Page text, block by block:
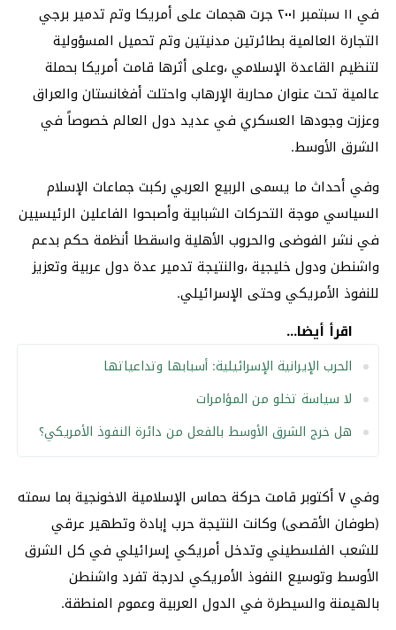
في ١١ سبتمبر ٢٠٠١ جرت هجمات على أمريكا وتم تدمير برجي
التجارة العالمية بطائرتين مدنيتين وتم تحميل المسؤولية
لتنظيم القاعدة الإسلامي ،وعلى أثرها قامت أمريكا بحملة
عالمية تحت عنوان محاربة الإرهاب واحتلت أفغانستان والعراق
وعززت وجودها العسكري في عديد دول العالم خصوصاً في
الشرق الأوسط.
وفي أحداث ما يسمى الربيع العربي ركبت جماعات الإسلام
السياسي موجة التحركات الشبابية وأصبحوا الفاعلين الرئيسيين
في نشر الفوضى والحروب الأهلية واسقطا أنظمة حكم بدعم
واشنطن ودول خليجية ،والنتيجة تدمير عدة دول عربية وتعزيز
للنفوذ الأمريكي وحتى الإسرائيلي.
اقرأ أيضا...
الحرب الإيرانية الإسرائيلية: أسبابها وتداعياتها
لا سياسة تخلو من المؤامرات
هل خرج الشرق الأوسط بالفعل من دائرة النفوذ الأمريكي؟
وفي ٧ أكتوبر قامت حركة حماس الإسلامية الاخونجية بما سمته
(طوفان الأقصى) وكانت النتيجة حرب إبادة وتطهير عرقي
للشعب الفلسطيني وتدخل أمريكي إسرائيلي في كل الشرق
الأوسط وتوسيع النفوذ الأمريكي لدرجة تفرد واشنطن
بالهيمنة والسيطرة في الدول العربية وعموم المنطقة.